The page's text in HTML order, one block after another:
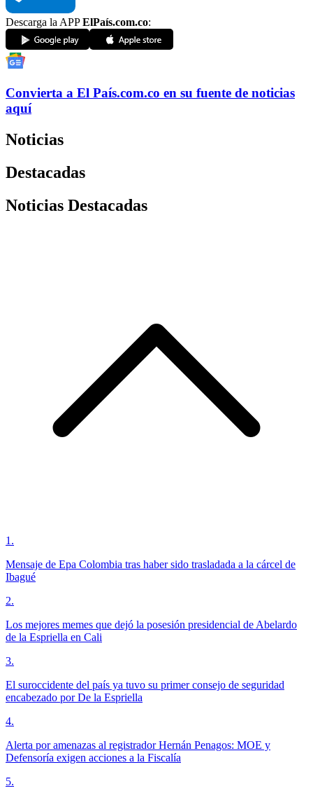
Descarga la APPElPaís.com.co:
Convierta a El País.com.co en su fuente de noticias
aquí
Noticias
Destacadas
Noticias Destacadas
1 .
Mensaje de Epa Colombia tras haber sido trasladada a la cárcel de
Ibagué
2.
Los mejores memes que dejó la posesión presidencial de Abelardo
de la Espriella en Cali
3.
El suroccidente del país ya tuvo su primer consejo de seguridad
encabezado por De la Espriella
4.
Alerta por amenazas al registrador Hernán Penagos: MOE y
Defensoría exigen acciones a la Fiscalía
5.